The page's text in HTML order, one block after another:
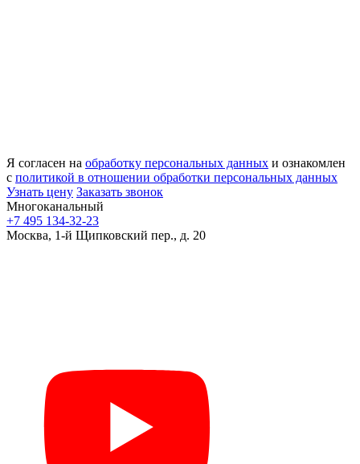
Я согласен на обработку персональных данных и ознакомлен
с политикой в отношении обработки персональных данных
Узнать цену Заказать звонок
Многоканальный
+7 495 134-32-23
Москва, 1-й Щипковский пер., д. 20